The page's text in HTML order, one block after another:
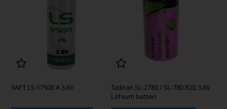
SAFT LS-17500 A 3,6V
Tadiran SL-2780 / SL-780 R20 3,6V
Lithium batteri